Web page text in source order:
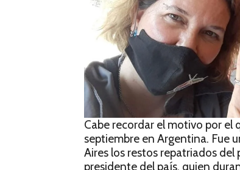
Cabe recordar el motivo por el
septiembre en Argentina. Fue
Aires los restos repatriados
presidente del país, quien